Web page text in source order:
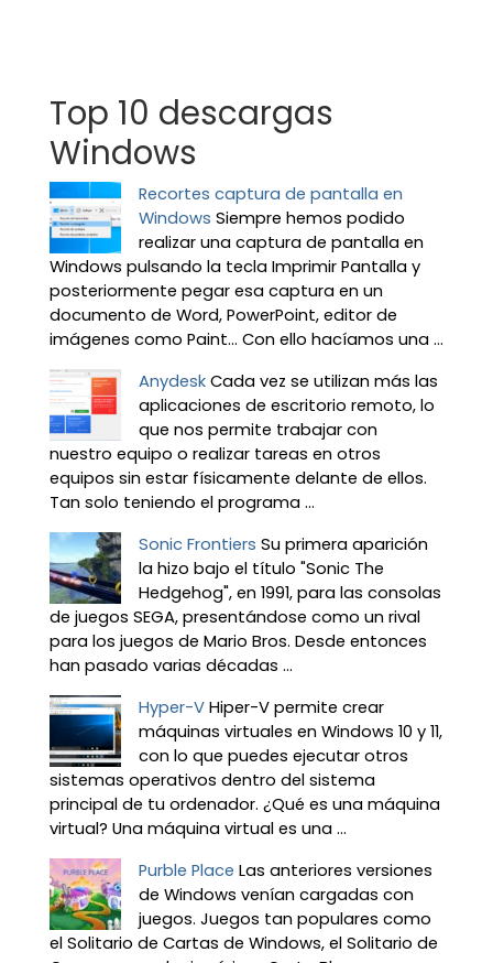
Top 10 descargas
Windows
Recortes captura de pantalla en
Windows Siempre hemos podido
realizar una captura de pantalla en
Windows pulsando la tecla Imprimir Pantalla y
posteriormente pegar esa captura en un
documento de Word, PowerPoint, editor de
imágenes como Paint… Con ello hacíamos una ...
Anydesk Cada vez se utilizan más las
aplicaciones de escritorio remoto, lo
que nos permite trabajar con
nuestro equipo o realizar tareas en otros
equipos sin estar físicamente delante de ellos.
Tan solo teniendo el programa ...
Sonic Frontiers Su primera aparición
la hizo bajo el título "Sonic The
Hedgehog", en 1991, para las consolas
de juegos SEGA, presentándose como un rival
para los juegos de Mario Bros. Desde entonces
han pasado varias décadas ...
Hyper-V Hiper-V permite crear
máquinas virtuales en Windows 10 y 11,
con lo que puedes ejecutar otros
sistemas operativos dentro del sistema
principal de tu ordenador. ¿Qué es una máquina
virtual? Una máquina virtual es una ...
Purble Place Las anteriores versiones
de Windows venían cargadas con
juegos. Juegos tan populares como
el Solitario de Cartas de Windows, el Solitario de